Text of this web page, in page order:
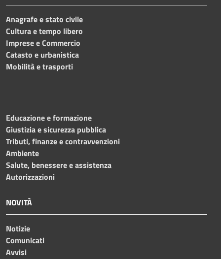
Anagrafe e stato civile
Cultura e tempo libero
Imprese e Commercio
Catasto e urbanistica
Mobilità e trasporti
Educazione e formazione
Giustizia e sicurezza pubblica
Tributi, finanze e contravvenzioni
Ambiente
Salute, benessere e assistenza
Autorizzazioni
NOVITÀ
Notizie
Comunicati
Avvisi